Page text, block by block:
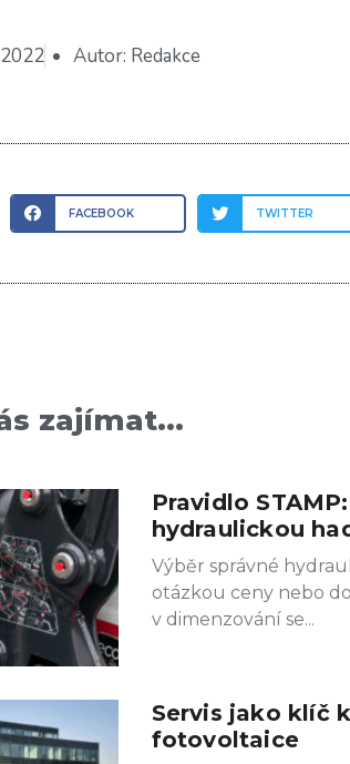
Autor: Redakce
FACEBOOK TWITTER
zajímat...
Pravidlo
hydraulickou
Výběr správné
otázkou ceny nebo
v dimenzování se
Servis jako klíč
fotovoltaice